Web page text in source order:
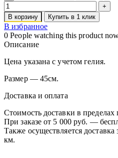
В корзину Купить в 1 клик
В избранное
0 People watching this product
Описание
Цена указана с учетом гелия.
Размер — 45см.
Доставка и оплата
Стоимость доставки в
При заказе от 5 000 руб. —
Также осуществляется
км.